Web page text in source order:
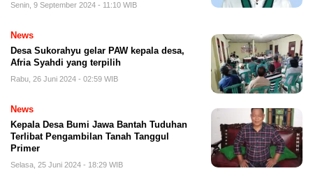
Senin, 9 September 2024 - 11:10 WIB
News
Desa Sukorahyu gelar PAW kepala desa,
Afria Syahdi yang terpilih
Rabu, 26 Juni 2024 - 02:59 WIB
News
Kepala Desa Bumi Jawa Bantah Tuduhan
Terlibat Pengambilan Tanah Tanggul
Primer
Selasa, 25 Juni 2024 - 18:29 WIB